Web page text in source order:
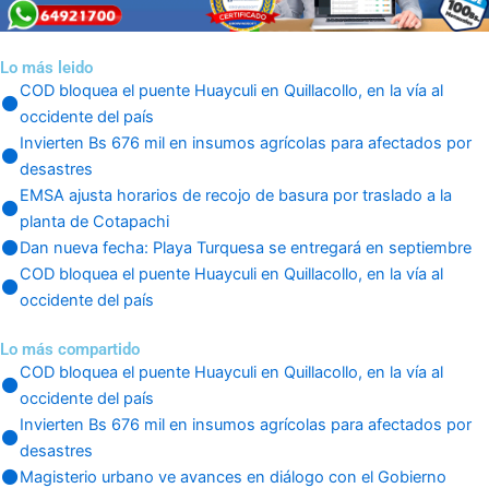
Lo más leido
COD bloquea el puente Huayculi en Quillacollo, en la vía al
occidente del país
Invierten Bs 676 mil en insumos agrícolas para afectados por
desastres
EMSA ajusta horarios de recojo de basura por traslado a la
planta de Cotapachi
Dan nueva fecha: Playa Turquesa se entregará en septiembre
COD bloquea el puente Huayculi en Quillacollo, en la vía al
occidente del país
Lo más compartido
COD bloquea el puente Huayculi en Quillacollo, en la vía al
occidente del país
Invierten Bs 676 mil en insumos agrícolas para afectados por
desastres
Magisterio urbano ve avances en diálogo con el Gobierno